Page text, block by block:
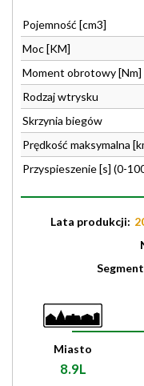
Pojemność [cm3]
Moc [KM]
Moment obrotowy [Nm]
Rodzaj wtrysku
Skrzynia biegów
Prędkość maksymalna
Przyspieszenie [s] (0-
Lata produkcji:
Miasto
8.9L